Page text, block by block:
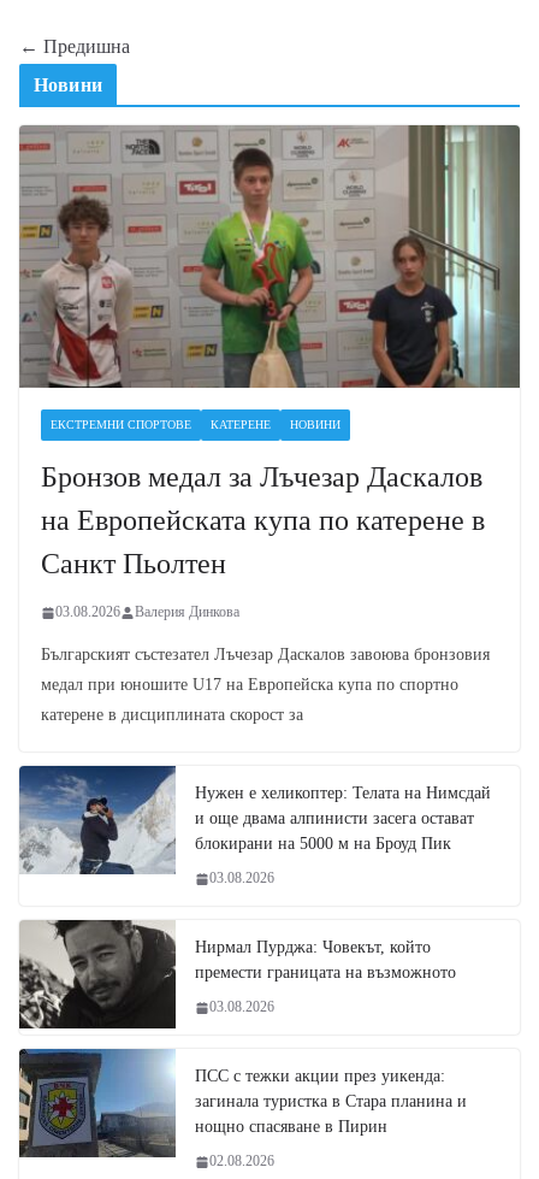
← Предишна
Новини
ЕКСТРЕМНИ СПОРТОВЕ КАТЕРЕНЕ НОВИНИ
Бронзов медал за Лъчезар Даскалов
на Европейската купа по катерене в
Санкт Пьолтен
03.08.2026 Валерия Динкова
Българският състезател Лъчезар Даскалов завоюва бронзовия
медал при юношите U17 на Европейска купа по спортно
катерене в дисциплината скорост за
Нужен е хеликоптер: Телата на Нимсдай
и още двама алпинисти засега остават
блокирани на 5000 м на Броуд Пик
03.08.2026
Нирмал Пурджа: Човекът, който
премести границата на възможното
03.08.2026
ПСС с тежки акции през уикенда:
загинала туристка в Стара планина и
нощно спасяване в Пирин
02.08.2026